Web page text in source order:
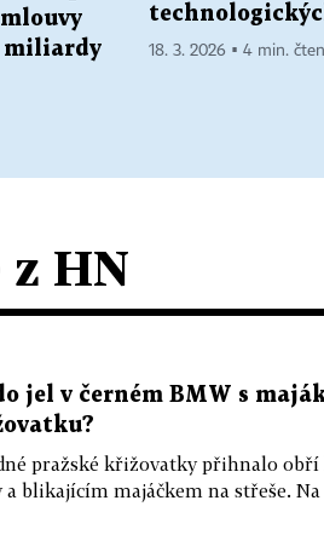
miliardy
18. 3. 2026 ▪ 4 min.
HN
jel v černém BMW s
pražské křižovatky přihnalo
blikajícím majáčkem na střeše. Na